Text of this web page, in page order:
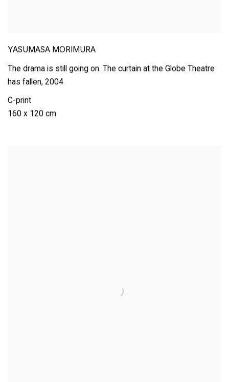
YASUMASA MORIMURA
The drama is still going on. The curtain at the Globe Theatre
has fallen, 2004
C-print
160 x 120 cm